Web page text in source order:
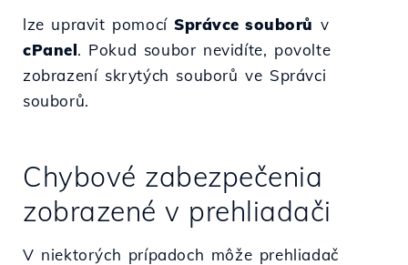
lze upravit pomocíSprávce souborů v
cPanel. Pokud soubor nevidíte, povolte
zobrazení skrytých souborů ve Správci
souborů.
Chybové zabezpečenia
zobrazené v prehliadači
V niektorých prípadoch môže prehliadač